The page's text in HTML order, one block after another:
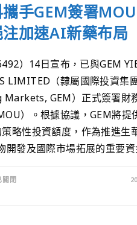
手GEM簽署
加速AI新藥布局
）14日宣布，已與GEM
LIMITED（隸屬國際投資集
Markets, GEM）正式簽署財
）。根據協議，GEM將提
略性投資額度，作為推進生
開發及國際市場拓展的重要資
關閉